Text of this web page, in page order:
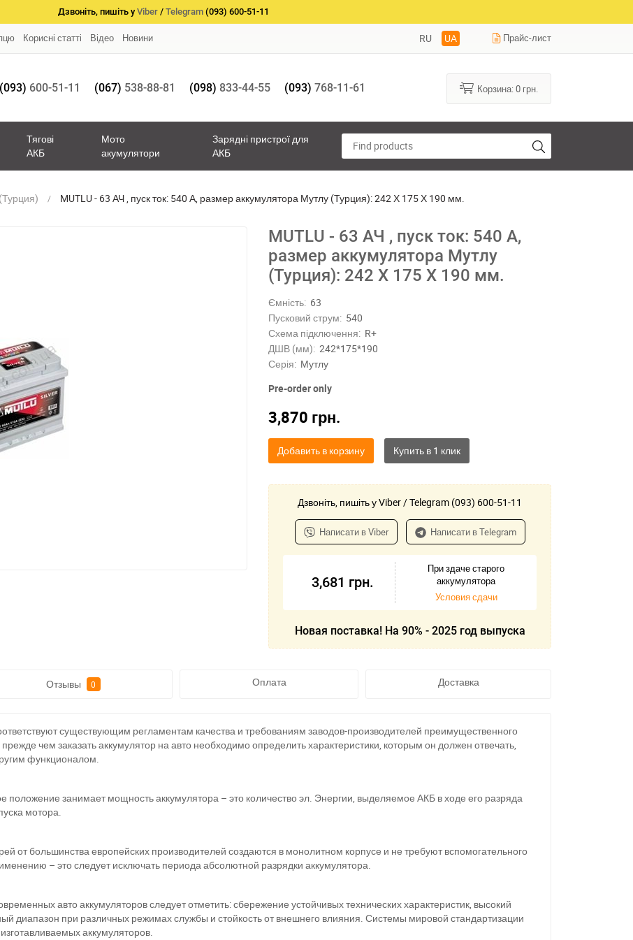
Дзвоніть, пишіть у Viber / Telegram (093) 600-51-11
Корисні статті Відео Новини RU UA Прайс-лист
(093) 600-51-11 (067) 538-88-81 (098) 833-44-55 (093) 768-11-61 Корзина:0 грн.
Тягові
АКБ
Мото
акумулятори
Зарядні пристрої для
АКБ
MUTLU - 63 АЧ , пуск ток: 540 А, размер аккумулятора Мутлу (Турция): 242 Х 175 Х 190 мм.
MUTLU - 63 АЧ , пуск ток: 540 А,
размер аккумулятора Мутлу
(Турция): 242 Х 175 Х 190 мм.
Ємність: 63
Пусковий струм: 540
Схема підключення: R+
ДШВ (мм): 242*175*190
Серія: Мутлу
Pre-order only
3,870 грн.
Добавить в корзину
Дзвоніть, пишіть у Viber / Telegram (093) 600-51-11
Написати в Viber Написати в Telegram
3,681 грн.
При здаче старого
аккумулятора
Условия сдачи
Новая поставка! На 90% - 2025 год выпуска
Отзывы 0 Оплата Доставка
существующим регламентам качества и требованиям заводов-производителей преимущественного
чем заказать аккумулятор на авто необходимо определить характеристики, которым он должен отвечать,
функционалом.
занимает мощность аккумулятора – это количество эл. Энергии, выделяемое АКБ в ходе его разряда
мотора.
от большинства европейских производителей создаются в монолитном корпусе и не требуют вспомогательного
– это следует исключать периода абсолютной разрядки аккумулятора.
авто аккумуляторов следует отметить: сбережение устойчивых технических характеристик, высокий
диапазон при различных режимах службы и стойкость от внешнего влияния. Системы мировой стандартизации
аккумуляторов.